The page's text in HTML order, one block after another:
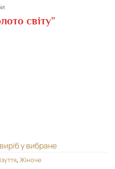
світу”
у вибране
, Жіноче